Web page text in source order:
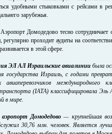
удобными стыковками с рейсами в
зарубежья.
Домодедово тесно
регулярно проходит аудиты на
в этой сфере.
ЭЛ АЛ Израильские авиалинии была
государства Израиль, с годами
авиаперевозчиков международного
(IATA) классифицировала
в мире.
аэропорт Домодедово— крупнейшая
30,76 млн. человек. Является